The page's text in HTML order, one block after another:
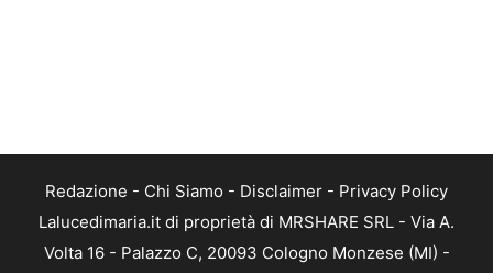
Redazione - Chi Siamo - Disclaimer - Privacy Policy
Lalucedimaria.it di proprietà di MRSHARE SRL - Via A.
Volta 16 - Palazzo C, 20093 Cologno Monzese (MI) -